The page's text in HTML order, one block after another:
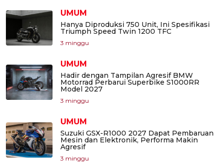
UMUM
Hanya Diproduksi 750 Unit, Ini Spesifikasi
Triumph Speed Twin 1200 TFC
3 minggu
UMUM
Hadir dengan Tampilan Agresif BMW
Motorrad Perbarui Superbike S1000RR
Model 2027
3 minggu
UMUM
Suzuki GSX-R1000 2027 Dapat Pembaruan
Mesin dan Elektronik, Performa Makin
Agresif
3 minggu